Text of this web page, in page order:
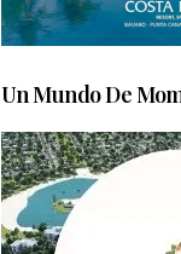
Un Mundo De